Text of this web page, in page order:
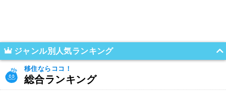
ジャンル別人気ランキング
移住ならココ！
総合ランキング